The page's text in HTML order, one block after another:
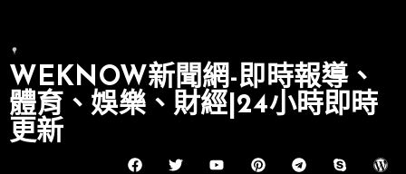
WEKNOW新聞網-即時報導、
體育、娛樂、財經|24小時即時
更新